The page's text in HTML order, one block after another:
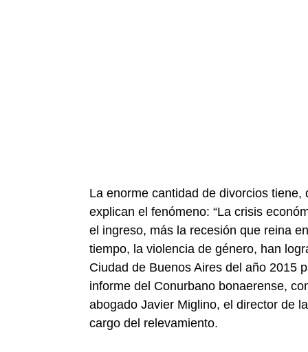
La enorme cantidad de divorcios
explican el fenómeno: “La crisis
el ingreso, más la recesión que reina
tiempo, la violencia de género, han
Ciudad de Buenos Aires del año 2015
informe del Conurbano bonaerense,
abogado Javier Miglino, el director de
cargo del relevamiento.